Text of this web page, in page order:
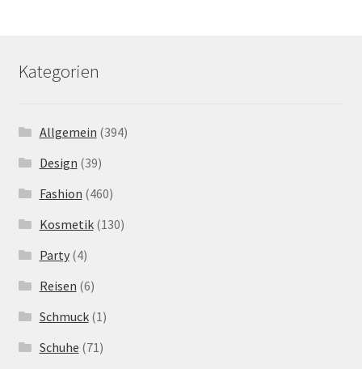
Kategorien
Allgemein (394)
Design (39)
Fashion (460)
Kosmetik(130)
Party(4)
Reisen (6)
Schmuck(1)
Schuhe (71)